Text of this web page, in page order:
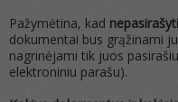
Pažymėtina, kad nepasirašyti
dokumentai bus grąžinami
nagrinėjami tik juos
elektroniniu parašu).